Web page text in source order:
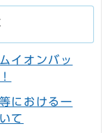
イオンバッ
における一
て